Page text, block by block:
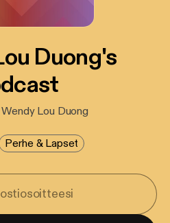
Duong's
Lou Duong
Perhe & Lapset